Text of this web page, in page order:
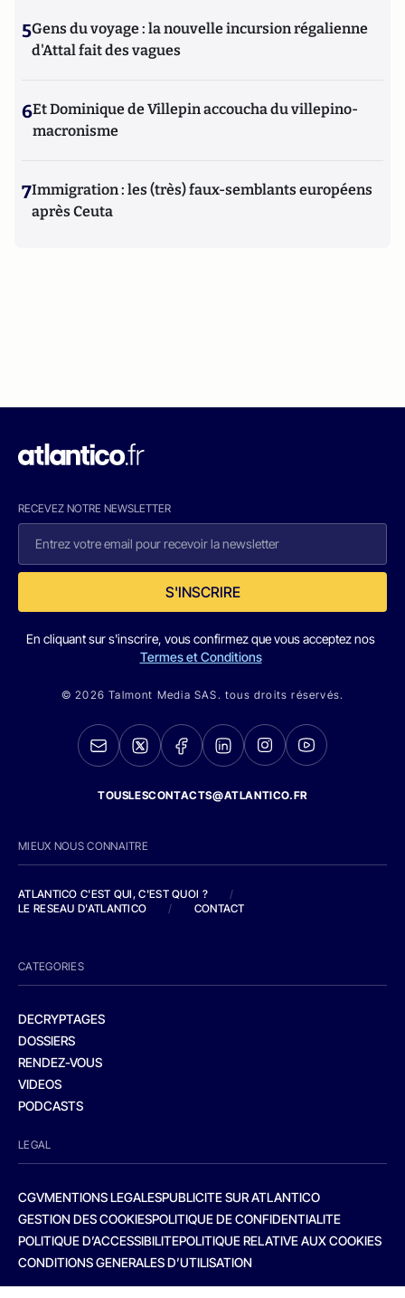
5Gens du voyage : la nouvelle incursion régalienne
d'Attal fait des vagues
6Et Dominique de Villepin accoucha du villepino-
macronisme
7Immigration : les (très) faux-semblants européens
après Ceuta
RECEVEZ NOTRE NEWSLETTER
S'INSCRIRE
En cliquant sur s'inscrire, vous confirmez que vous acceptez nos
Termes et Conditions
© 2026 Talmont Media SAS. tous droits réservés.
TOUSLESCONTACTS@ATLANTICO.FR
MIEUX NOUS CONNAITRE
ATLANTICO C'EST QUI, C'EST QUOI ?
/
LE RESEAU D'ATLANTICO
/ CONTACT
CATEGORIES
DECRYPTAGES
DOSSIERS
RENDEZ-VOUS
VIDEOS
PODCASTS
LEGAL
CGVMENTIONS LEGALESPUBLICITE SUR ATLANTICO
GESTION DES COOKIESPOLITIQUE DE CONFIDENTIALITE
POLITIQUE D’ACCESSIBILITEPOLITIQUE RELATIVE AUX COOKIES
CONDITIONS GENERALES D’UTILISATION